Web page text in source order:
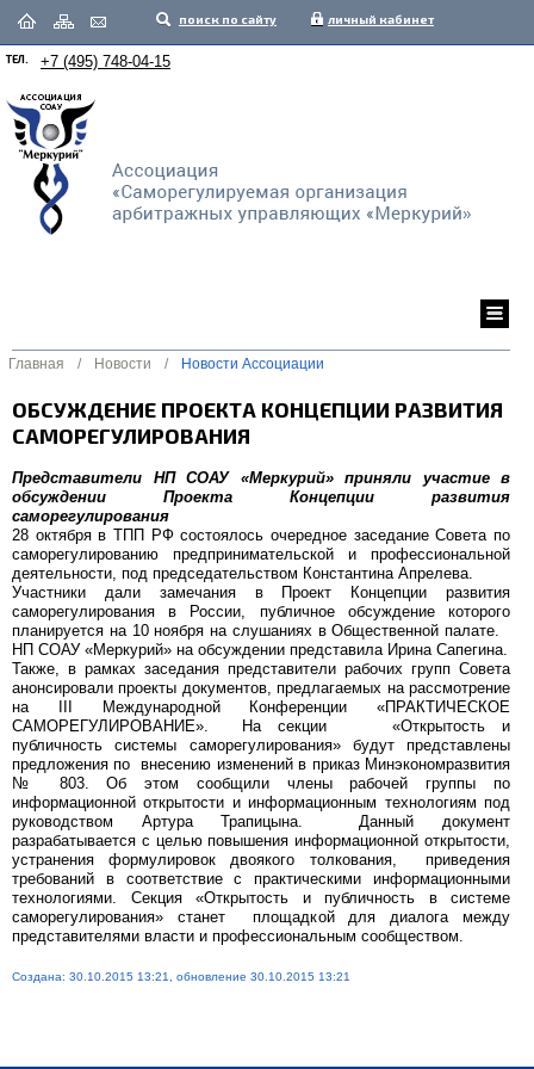
поиск по сайту личный кабинет
ТЕЛ. +7 (495) 748-04-15
Главная / Новости / Новости Ассоциации
ОБСУЖДЕНИЕ ПРОЕКТА КОНЦЕПЦИИ РАЗВИТИЯ
САМОРЕГУЛИРОВАНИЯ
Представители НП СОАУ «Меркурий» приняли участие в
обсуждении Проекта Концепции развития
саморегулирования
28 октября в ТПП РФ состоялось очередное заседание Совета по
саморегулированию предпринимательской и профессиональной
деятельности, под председательством Константина Апрелева.
Участники дали замечания в Проект Концепции развития
саморегулирования в России, публичное обсуждение которого
планируется на 10 ноября на слушаниях в Общественной палате.
НП СОАУ «Меркурий» на обсуждении представила Ирина Сапегина.
Также, в рамках заседания представители рабочих групп Совета
анонсировали проекты документов, предлагаемых на рассмотрение
на III Международной Конференции «ПРАКТИЧЕСКОЕ
САМОРЕГУЛИРОВАНИЕ». На секции «Открытость и
публичность системы саморегулирования» будут представлены
предложения по внесению изменений в приказ Минэкономразвития
№ 803. Об этом сообщили члены рабочей группы по
информационной открытости и информационным технологиям под
руководством Артура Трапицына. Данный документ
разрабатывается с целью повышения информационной открытости,
устранения формулировок двоякого толкования, приведения
требований в соответствие с практическими информационными
технологиями. Секция «Открытость и публичность в системе
саморегулирования» станет площадкой для диалога между
представителями власти и профессиональным сообществом.
Создана: 30.10.2015 13:21, обновление 30.10.2015 13:21